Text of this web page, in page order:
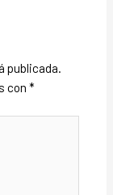
publicada.
con *